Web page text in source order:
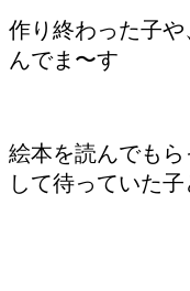
作り終わった子
んでま〜す
絵本を読んでも
して待っていた